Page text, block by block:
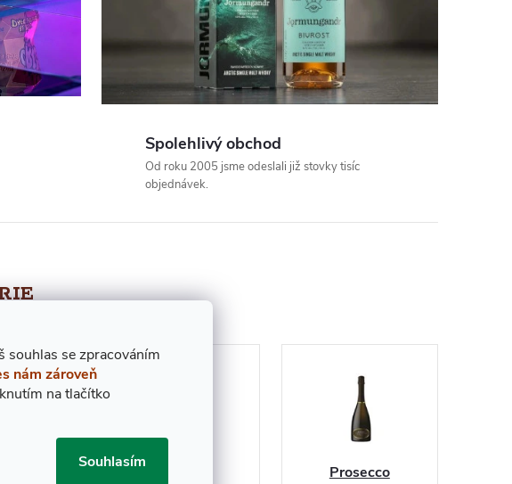
souhlas se zpracováním
nám zároveň
na tlačítko
Souhlasím
Spolehlivý obchod
Od roku 2005 jsme odeslali již stovky tisíc
objednávek.
Prosecco